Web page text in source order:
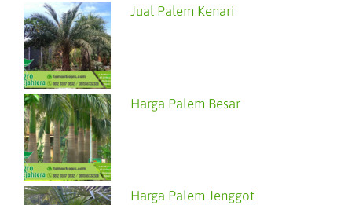
Jual Palem Kenari
Harga Palem Besar
Harga Palem Jenggot